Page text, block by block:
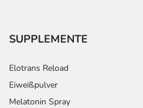
SUPPLEMENTE
Elotrans Reload
Eiweißpulver
Melatonin Spray